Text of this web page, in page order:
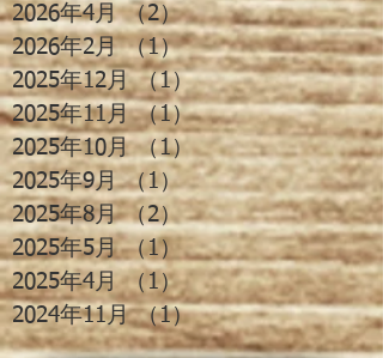
2026年4月 （2）2件の記事
2026年2月 （1）1件の記事
2025年12月 （1）1件の記事
2025年11月 （1）1件の記事
2025年10月 （1）1件の記事
2025年9月 （1） 1件の記事
2025年8月 （2） 2件の記事
2025年5月 （1）
1件の記事
2025年4月 （1）1件の記事
2024年11月 （1）1件の記事